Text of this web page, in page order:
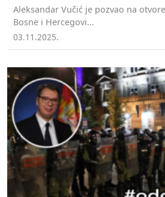
Aleksandar Vučić je pozvao na
Bosne i Hercegovi...
03.11.2025.